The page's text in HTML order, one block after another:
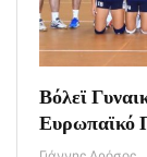
Βόλεϊ
Ευρωπαϊκό